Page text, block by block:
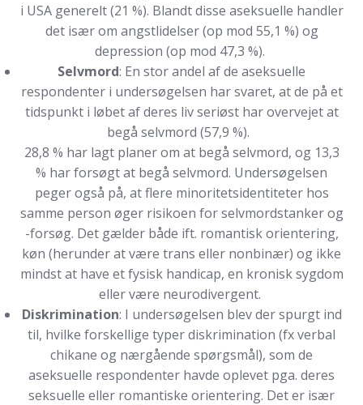
i USA generelt (21 %). Blandt disse aseksuelle handler
det især om angstlidelser (op mod 55,1 %) og
depression (op mod 47,3 %).
Selvmord: En stor andel af de aseksuelle
respondenter i undersøgelsen har svaret, at de på et
tidspunkt i løbet af deres liv seriøst har overvejet at
begå selvmord (57,9 %).
28,8 % har lagt planer om at begå selvmord, og 13,3
% har forsøgt at begå selvmord. Undersøgelsen
peger også på, at flere minoritetsidentiteter hos
samme person øger risikoen for selvmordstanker og
-forsøg. Det gælder både ift. romantisk orientering,
køn (herunder at være trans eller nonbinær) og ikke
mindst at have et fysisk handicap, en kronisk sygdom
eller være neurodivergent.
Diskrimination: I undersøgelsen blev der spurgt ind
til, hvilke forskellige typer diskrimination (fx verbal
chikane og nærgående spørgsmål), som de
aseksuelle respondenter havde oplevet pga. deres
seksuelle eller romantiske orientering. Det er især